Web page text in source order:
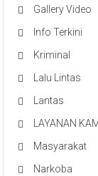
Gallery Video
Info Terkini
Kriminal
Lalu Lintas
Lantas
LAYANAN
Masyarakat
Narkoba